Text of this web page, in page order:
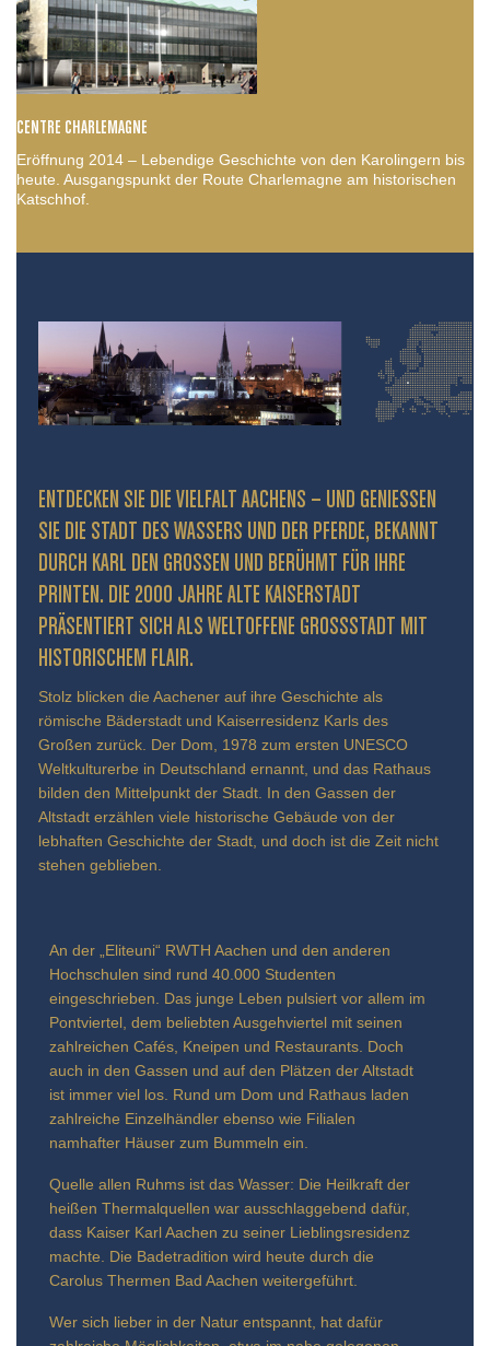
CENTRE CHARLEMAGNE
Eröffnung 2014 – Lebendige Geschichte von den Karolingern bis
heute. Ausgangspunkt der Route Charlemagne am historischen
Katschhof.
ENTDECKEN SIE DIE VIELFALT AACHENS – UND GENIESSEN S
IE DIE STADT DES WASSERS UND DER PFERDE, BEKANNT D
URCH KARL DEN GROSSEN UND BERÜHMT FÜR IHRE PR
INTEN. DIE 2000 JAHRE ALTE KAISERSTADT PR
ÄSENTIERT SICH ALS WELTOFFENE GROSSSTADT MIT HIS
TORISCHEM FLAIR.
Stolz blicken die Aachener auf ihre Geschichte als
römische Bäderstadt und Kaiserresidenz Karls des
Großen zurück. Der Dom, 1978 zum ersten UNESCO
Weltkulturerbe in Deutschland ernannt, und das Rathaus
bilden den Mittelpunkt der Stadt. In den Gassen der
Altstadt erzählen viele historische Gebäude von der
lebhaften Geschichte der Stadt, und doch ist die Zeit nicht
stehen geblieben.
An der „Eliteuni“ RWTH Aachen und den anderen
Hochschulen sind rund 40.000 Studenten
eingeschrieben. Das junge Leben pulsiert vor allem im
Pontviertel, dem beliebten Ausgehviertel mit seinen
zahlreichen Cafés, Kneipen und Restaurants. Doch
auch in den Gassen und auf den Plätzen der Altstadt
ist immer viel los. Rund um Dom und Rathaus laden
zahlreiche Einzelhändler ebenso wie Filialen
namhafter Häuser zum Bummeln ein.
Quelle allen Ruhms ist das Wasser: Die Heilkraft der
heißen Thermalquellen war ausschlaggebend dafür,
dass Kaiser Karl Aachen zu seiner Lieblingsresidenz
machte. Die Badetradition wird heute durch die
Carolus Thermen Bad Aachen weitergeführt.
Wer sich lieber in der Natur entspannt, hat dafür